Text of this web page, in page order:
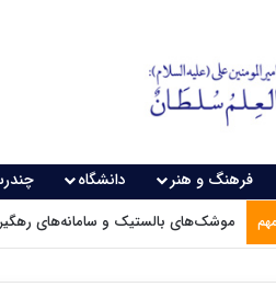
فرهنگ و هنر دانشگاه
موشک‌های بالستیک و سامانه‌های